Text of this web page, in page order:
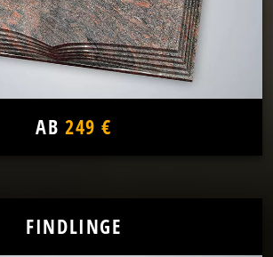
AB 249 €
FINDLINGE